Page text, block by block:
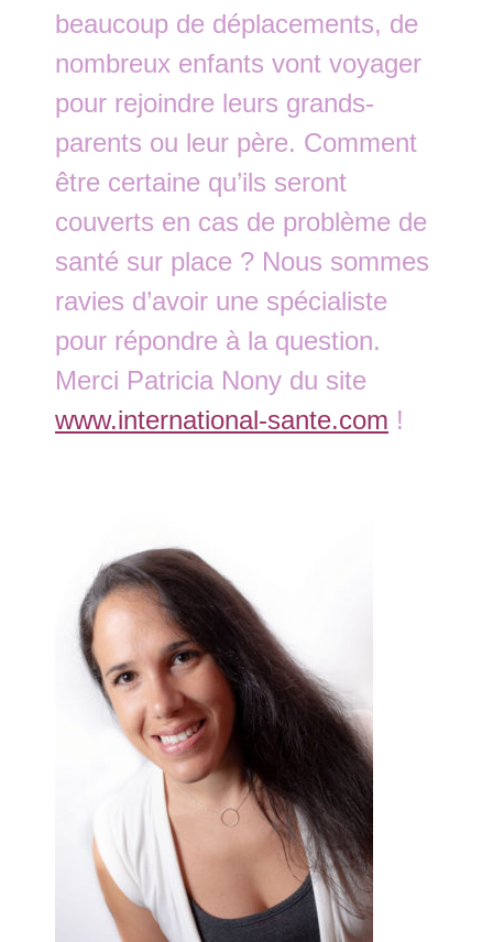
beaucoup de déplacements, de
nombreux enfants vont voyager
pour rejoindre leurs grands-
parents ou leur père. Comment
être certaine qu’ils seront
couverts en cas de problème de
santé sur place ? Nous sommes
ravies d’avoir une spécialiste
pour répondre à la question.
Merci Patricia Nony du site
www.international-sante.com !